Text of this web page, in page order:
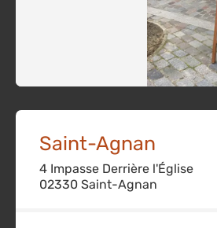
Saint-Agnan
4 Impasse Derrière l'Église
02330 Saint-Agnan